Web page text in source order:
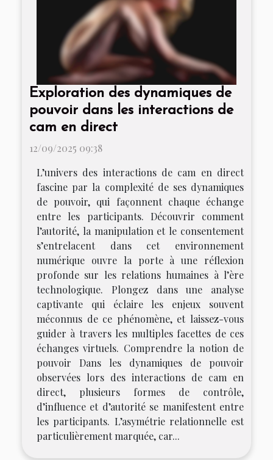
Exploration des dynamiques de
pouvoir dans les interactions de
cam en direct
12/09/2025 09:38
L’univers des interactions de cam en direct
fascine par la complexité de ses dynamiques
de pouvoir, qui façonnent chaque échange
entre les participants. Découvrir comment
l’autorité, la manipulation et le consentement
s’entrelacent dans cet environnement
numérique ouvre la porte à une réflexion
profonde sur les relations humaines à l’ère
technologique. Plongez dans une analyse
captivante qui éclaire les enjeux souvent
méconnus de ce phénomène, et laissez-vous
guider à travers les multiples facettes de ces
échanges virtuels. Comprendre la notion de
pouvoir Dans les dynamiques de pouvoir
observées lors des interactions de cam en
direct, plusieurs formes de contrôle,
d’influence et d’autorité se manifestent entre
les participants. L’asymétrie relationnelle est
particulièrement marquée, car...